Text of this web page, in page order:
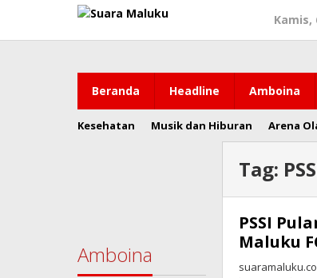
konten
Kamis,
Beranda Headline Amboina
Kesehatan Musik dan Hiburan Arena
Amboina
Tag:
PSSI
Maluku